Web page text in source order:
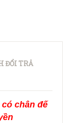
ĐỔI TRẢ
chân đế